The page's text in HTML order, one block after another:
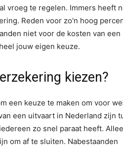
vroeg te regelen. Immers heeft
Reden voor zo'n hoog
niet voor de kosten van een
jouw eigen keuze.
kiezen?
een keuze te maken om voor
een uitvaart in Nederland zijn
zo snel paraat heeft.
om af te sluiten. Nabestaanden